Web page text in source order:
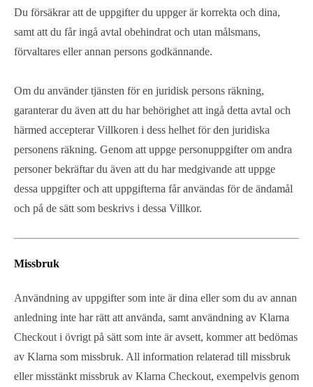
Du försäkrar att de uppgifter du uppger är korrekta och dina,
samt att du får ingå avtal obehindrat och utan målsmans,
förvaltares eller annan persons godkännande.
Om du använder tjänsten för en juridisk persons räkning,
garanterar du även att du har behörighet att ingå detta avtal och
härmed accepterar Villkoren i dess helhet för den juridiska
personens räkning. Genom att uppge personuppgifter om andra
personer bekräftar du även att du har medgivande att uppge
dessa uppgifter och att uppgifterna får användas för de ändamål
och på de sätt som beskrivs i dessa Villkor.
Missbruk
Användning av uppgifter som inte är dina eller som du av annan
anledning inte har rätt att använda, samt användning av Klarna
Checkout i övrigt på sätt som inte är avsett, kommer att bedömas
av Klarna som missbruk. All information relaterad till missbruk
eller misstänkt missbruk av Klarna Checkout, exempelvis genom